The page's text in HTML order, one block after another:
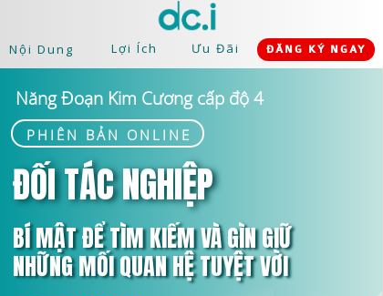
Nội Dung ĐĂNG KÝ NGAY
Ưu Đãi
Lợi Ích
Năng Đoạn Kim Cương cấp độ 4
PHIÊN BẢN ONLINE
ĐỐI TÁC NGHIỆP
BÍ MẬT ĐỂ TÌM KIẾM VÀ GÌN GIỮ
NHỮNG MỐI QUAN HỆ TUYỆT VỜI